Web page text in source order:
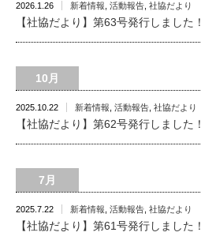
2026.1.26 新着情報 活動報告 社協だより
【社協だより】第63号発行しました！
10月
2025.10.22 新着情報 活動報告 社協だより
【社協だより】第62号発行しました！
7月
2025.7.22 新着情報 活動報告 社協だより
【社協だより】第61号発行しました！